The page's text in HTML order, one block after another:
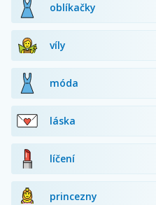
oblíkačky
víly
móda
láska
líčení
princezny